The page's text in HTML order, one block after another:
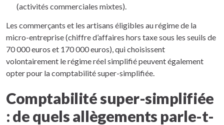
(activités commerciales mixtes).
Les commerçants et les artisans éligibles au régime de la
micro-entreprise (chiffre d’affaires hors taxe sous les seuils de
70 000 euros et 170 000 euros), qui choisissent
volontairement le régime réel simplifié peuvent également
opter pour la comptabilité super-simplifiée.
Comptabilité super-simplifiée
: de quels allègements parle-t-